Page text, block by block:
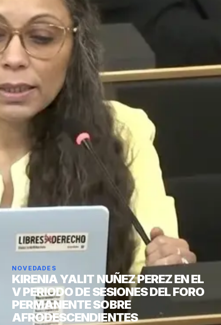
NOVEDADES
KIRENIA YALIT NUÑEZ PEREZ EN EL
V PERIODO DE SESIONES DEL FORO
PERMANENTE SOBRE
AFRODESCENDIENTES